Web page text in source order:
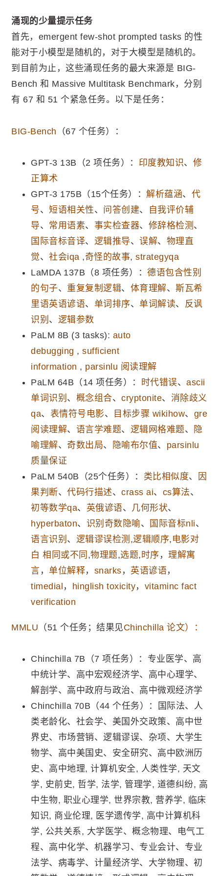
涌现的少量提示任务
首先，emergent few-shot prompted tasks 的性
能对于小模型是随机的，对于大模型是随机的。
到目前为止，这些涌现任务的最大来源是 BIG-
Bench 和 Massive Multitask Benchmark，分别
有 67 和 51 个紧急任务。以下是任务：
BIG-Bench （67 个任务）：
GPT-3 13B（2 项任务）： 印度教知识、 修
正算术
GPT-3 175B（15个任务）： 解析蕴涵、 代
号、 短语相关性、 问答创建、
自我评价辅
导、 常用语素、 事实检查器、 修辞格检测 、
国际音标音译、 逻辑推导、 误解、 物理直
觉、 社会iqa ,奇怪的故事, strategyqa
LaMDA 137B（8 项任务）： 德语包含性别
的句子、 重复复制逻辑、 体育理解、 斯瓦希
里语英语谚语、 单词排序、 单词解读、
反讽
识别 、 逻辑参数
PaLM 8B (3 tasks): auto
debugging , sufficient
information , parsinlu 阅读理解
PaLM 64B（14 项任务）：
时代错误、 ascii
单词识别 、 概念组合、 cryptonite、 消除歧义
qa、 表情符号电影、 目标步骤 wikihow、 gre
阅读理解、 语言学难题、 逻辑网格难题、
隐
喻理解、 奇数出局、 隐喻布尔值、 parsinlu
质量保证
PaLM 540B（25个任务）： 类比相似度、
因
果判断、 代码行描述、 crass ai、 cs算法、
初等数学qa、 英俄谚语、 几何形状、
hyperbaton、 识别奇数隐喻、 国际音标nli、
语言识别 、 逻辑谬误检测 ,逻辑顺序, 电影对
白 相同或不同 ,物理题,选题, 时序 ， 理解寓
言 ， 单位解释， snarks ， 英语谚语，
timedial ， hinglish toxicity， vitaminc fact
verification
MMLU （51 个任务；结果见Chinchilla 论文）：
Chinchilla 7B（7 项任务）：专业医学、高
中统计学、高中宏观经济学、高中心理学、
解剖学、高中政府与政治、高中微观经济学
Chinchilla 70B（44 个任务）：国际法、人
类老龄化、社会学、美国外交政策、高中世
界史、市场营销、逻辑谬误、杂项、大学生
物学、高中美国史、安全研究、高中欧洲历
史、高中地理, 计算机安全, 人类性学, 天文
学, 史前史, 哲学, 法学, 管理学, 道德纠纷, 高
中生物, 职业心理学, 世界宗教, 营养学, 临床
知识, 商业伦理, 医学遗传学, 高中计算机科
学, 公共关系, 大学医学、概念物理、电气工
程、高中化学、机器学习、专业会计、专业
法学、病毒学、计量经济学、大学物理、初